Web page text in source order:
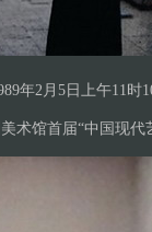
年2月5日上午11时
术馆首届“中国现